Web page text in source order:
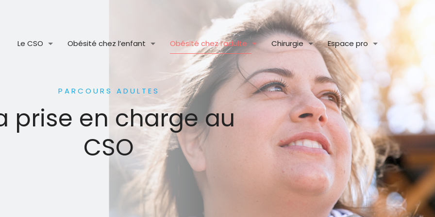
Le CSO Obésité chez l’enfant Obésité chez l’adulte Chirurgie Espace pro
PARCOURS ADULTES
prise en charge au
CSO